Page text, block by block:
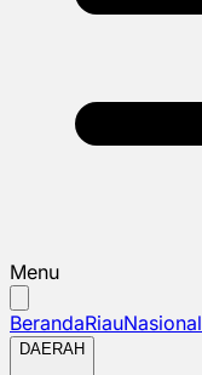
Menu
BerandaRiauNasional
DAERAH